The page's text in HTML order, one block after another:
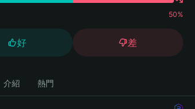
50%
好 差
介紹 熱門